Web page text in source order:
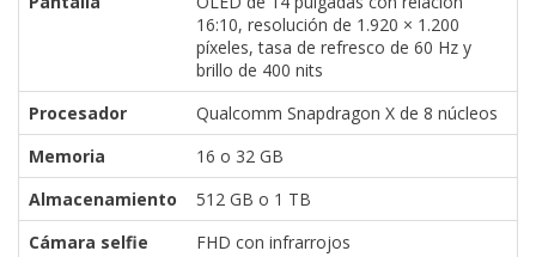
16:10, resolución de 1.920 × 1.200
píxeles, tasa de refresco de 60 Hz y
brillo de 400 nits
Procesador
Qualcomm Snapdragon X de 8 núcleos
Memoria
16 o 32 GB
Almacenamiento
512 GB o 1 TB
Cámara selfie
FHD con infrarrojos